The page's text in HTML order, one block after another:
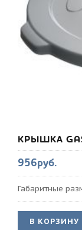
КРЫШКА
956руб.
Габаритные
В КОРЗИНУ